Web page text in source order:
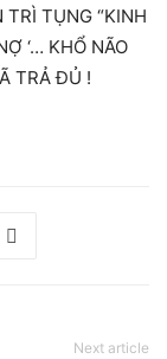
TRÌ TỤNG “KINH
‘… KHỔ NÃO
TRẢ ĐỦ !
Next article